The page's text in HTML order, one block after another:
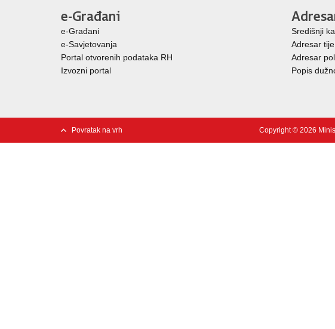
e-Građani
e-Građani
e-Savjetovanja
Portal otvorenih podataka RH
Izvozni portal
Središnji
Adresar
Adresar
Popis
Povratak na vrh Copyright © 2026